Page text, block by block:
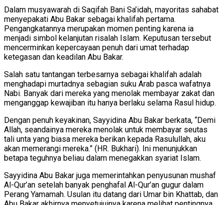
Dalam musyawarah di Saqifah Bani Sa’idah, mayoritas sahabat
menyepakati Abu Bakar sebagai khalifah pertama.
Pengangkatannya merupakan momen penting karena ia
menjadi simbol kelanjutan risalah Islam. Keputusan tersebut
mencerminkan kepercayaan penuh dari umat terhadap
ketegasan dan keadilan Abu Bakar.
Salah satu tantangan terbesarnya sebagai khalifah adalah
menghadapi murtadnya sebagian suku Arab pasca wafatnya
Nabi. Banyak dari mereka yang menolak membayar zakat dan
menganggap kewajiban itu hanya berlaku selama Rasul hidup.
Dengan penuh keyakinan, Sayyidina Abu Bakar berkata, “Demi
Allah, seandainya mereka menolak untuk membayar seutas
tali unta yang biasa mereka berikan kepada Rasulullah, aku
akan memerangi mereka.” (HR. Bukhari). Ini menunjukkan
betapa teguhnya beliau dalam menegakkan syariat Islam.
Sayyidina Abu Bakar juga memerintahkan penyusunan mushaf
Al-Qur’an setelah banyak penghafal Al-Qur’an gugur dalam
Perang Yamamah. Usulan itu datang dari Umar bin Khattab, dan